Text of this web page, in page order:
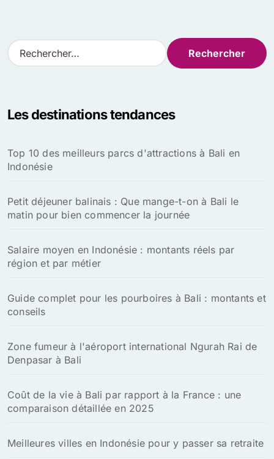
R
e
r
e
r
Les destinations tendances
Top 10 des meilleurs parcs d'attractions à Bali en
Indonésie
Petit déjeuner balinais : Que mange-t-on à Bali le
matin pour bien commencer la journée
Salaire moyen en Indonésie : montants réels par
région et par métier
Guide complet pour les pourboires à Bali : montants et
conseils
Zone fumeur à l'aéroport international Ngurah Rai de
Denpasar à Bali
Coût de la vie à Bali par rapport à la France : une
comparaison détaillée en 2025
Meilleures villes en Indonésie pour y passer sa retraite